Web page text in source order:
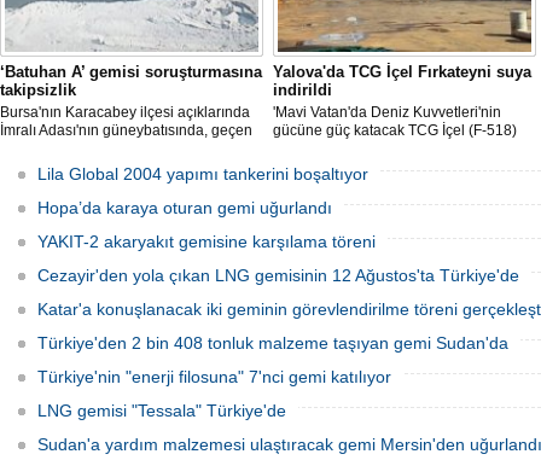
‘Batuhan A’ gemisi soruşturmasına
takipsizlik
Bursa'nın Karacabey ilçesi açıklarında
İmralı Adası'nın güneybatısında, geçen
batmasıyla ilgili başlatılan soruşturma,
takipsizlikle sonuçlandı.
Yalova'da TCG İçel Fırkateyni suya
indirildi
'Mavi Vatan'da Deniz Kuvvetleri'nin
gücüne güç katacak TCG İçel (F-518)
düzenlenen törenle suya indirildi.
Lila Global 2004 yapımı tankerini boşaltıyor
Hopa’da karaya oturan gemi uğurlandı
YAKIT-2 akaryakıt gemisine karşılama töreni
Cezayir'den yola çıkan LNG gemisinin 12 Ağustos'ta Türkiye'de
Katar'a konuşlanacak iki geminin görevlendirilme töreni
Türkiye'den 2 bin 408 tonluk malzeme taşıyan gemi Sudan'da
Türkiye'nin "enerji filosuna" 7'nci gemi katılıyor
LNG gemisi "Tessala" Türkiye'de
Sudan'a yardım malzemesi ulaştıracak gemi Mersin'den uğurlandı